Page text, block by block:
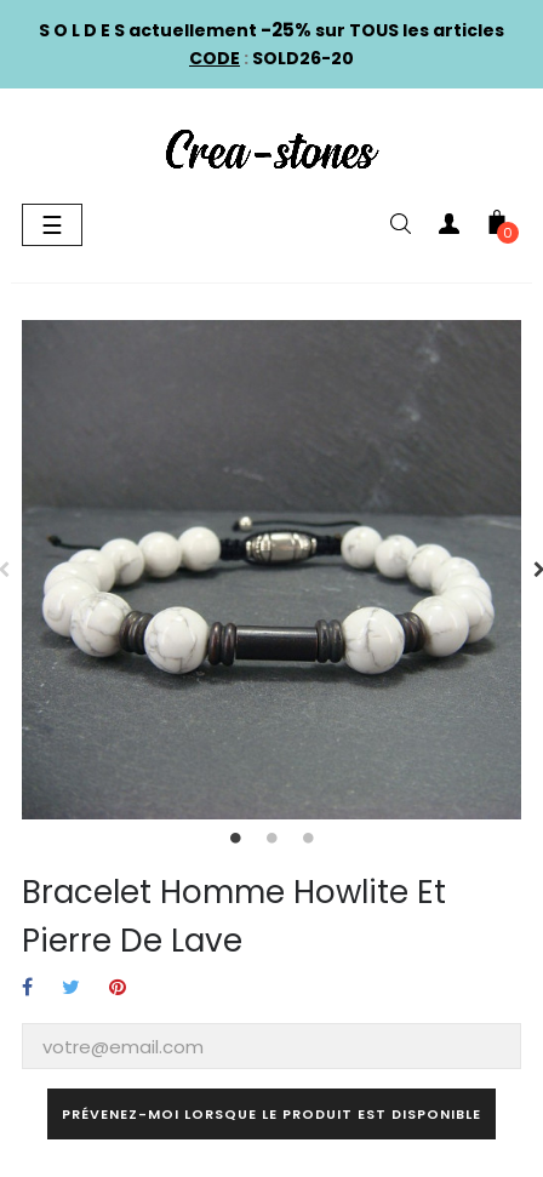
S O L D E S actuellement -25% sur TOUS les articles
CODE : SOLD26-20
Basculer
la
☰ 0
Bracelet Homme Howlite Et
Pierre De Lave
PRÉVENEZ-MOI LORSQUE LE PRODUIT EST DISPONIBLE